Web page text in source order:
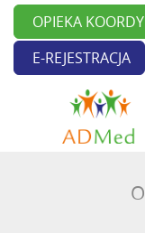
OPIEKA
E-REJESTRACJA